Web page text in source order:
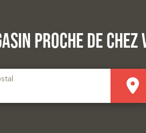
proche de chez